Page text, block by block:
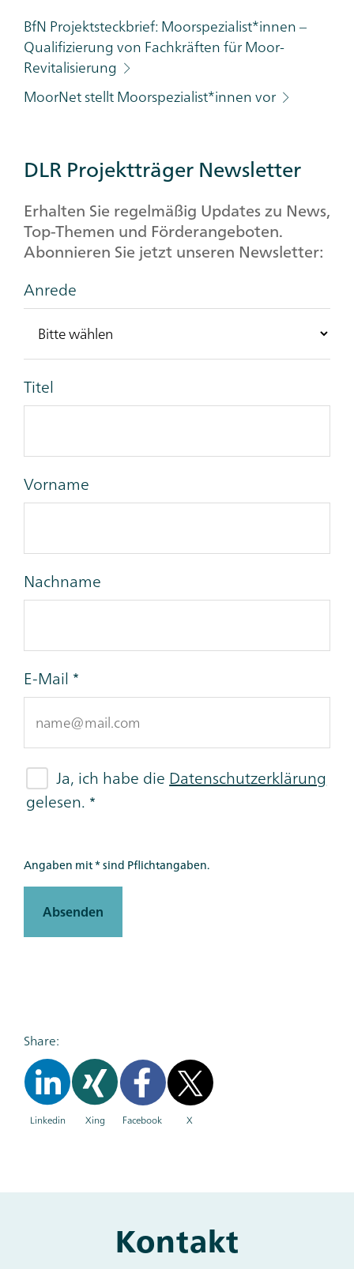
BfN Projektsteckbrief: Moorspezialist*innen –
Qualifizierung von Fachkräften für Moor-
Revitalisierung
MoorNet stellt Moorspezialist*innen vor
DLR Projektträger Newsletter
Erhalten Sie regelmäßig Updates zu News,
Top-Themen und Förderangeboten.
Abonnieren Sie jetzt unseren Newsletter:
Anrede
Titel
Vorname
Nachname
E-Mail
Ja, ich habe dieDatenschutzerklärung
gelesen.
Angaben mit * sind Pflichtangaben.
Absenden
Share:
Linkedin Xing Facebook X
Kontakt